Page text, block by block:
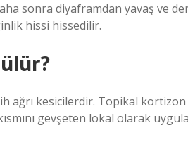
sonra diyaframdan yavaş ve
hissi hissedilir.
ağrı kesicilerdir. Topikal
gevşeten lokal olarak